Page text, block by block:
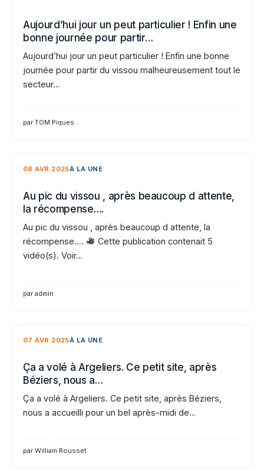
Aujourd’hui jour un peut particulier ! Enfin une
bonne journée pour partir…
Aujourd’hui jour un peut particulier ! Enfin une bonne
journée pour partir du vissou malheureusement tout le
secteur…
par TOM Piques
08 AVR 2025À LA UNE
Au pic du vissou , après beaucoup d attente,
la récompense….
Au pic du vissou , après beaucoup d attente, la
récompense….
Cette publication contenait 5
vidéo(s). Voir…
par admin
07 AVR 2025À LA UNE
Ça a volé à Argeliers. Ce petit site, après
Béziers, nous a…
Ça a volé à Argeliers. Ce petit site, après Béziers,
nous a accueilli pour un bel après-midi de…
par William Rousset